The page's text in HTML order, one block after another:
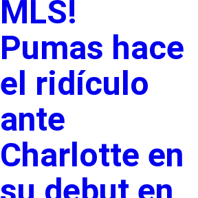
MLS!
Pumas hace
el ridículo
ante
Charlotte en